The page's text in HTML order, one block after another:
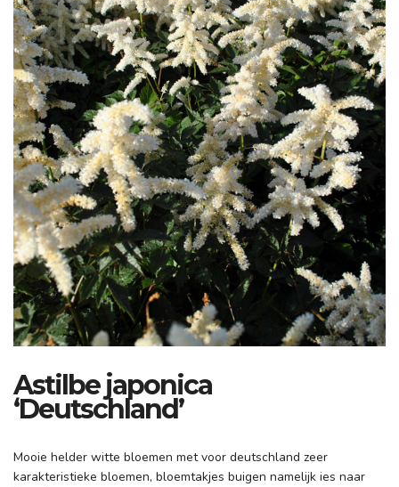
Astilbe japonica
‘Deutschland’
Mooie helder witte bloemen met voor deutschland zeer
karakteristieke bloemen, bloemtakjes buigen namelijk ies naar